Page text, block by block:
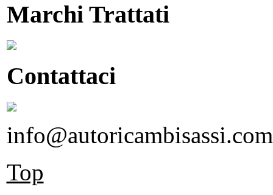
Marchi Trattati
Contattaci
info@autoricambisassi.com
Top